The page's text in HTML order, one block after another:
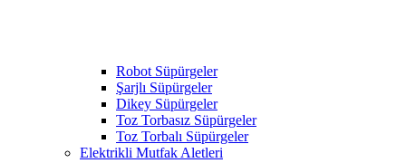
Robot Süpürgeler
Şarjlı Süpürgeler
Dikey Süpürgeler
Toz Torbasız Süpürgeler
Toz Torbalı Süpürgeler
Elektrikli Mutfak Aletleri